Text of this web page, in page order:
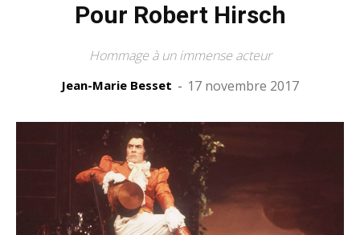
Pour Robert Hirsch
Hommage à un immense acteur
Jean-Marie Besset - 17 novembre 2017